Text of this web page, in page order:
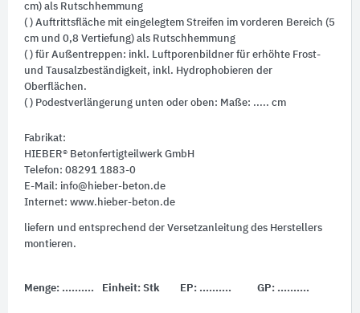
cm) als Rutschhemmung
( ) Auftrittsfläche mit eingelegtem Streifen im vorderen Bereich (5
cm und 0,8 Vertiefung) als Rutschhemmung
( ) für Außentreppen: inkl. Luftporenbildner für erhöhte Frost-
und Tausalzbeständigkeit, inkl. Hydrophobieren der
Oberflächen.
( ) Podestverlängerung unten oder oben: Maße: ..... cm
Fabrikat:
HIEBER® Betonfertigteilwerk GmbH
Telefon: 08291 1883-0
E-Mail: info@hieber-beton.de
Internet: www.hieber-beton.de
liefern und entsprechend der Versetzanleitung des Herstellers
montieren.
Menge: .......... Einheit: Stk EP: .......... GP: ..........